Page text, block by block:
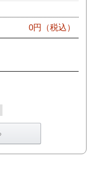
0円（税込）